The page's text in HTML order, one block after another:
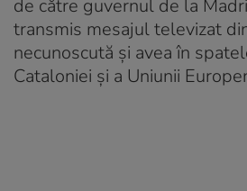
de către guvernul de la
transmis mesajul televizat
necunoscută și avea în
Cataloniei și a Uniunii